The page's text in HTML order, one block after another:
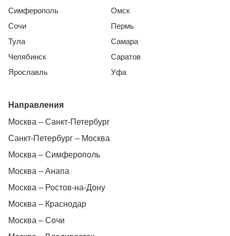
Симферополь
Сочи
Тула
Челябинск
Ярославль
Омск
Пермь
Самара
Саратов
Уфа
Направления
Москва – Санкт-Петербург
Санкт-Петербург – Москва
Москва – Симферополь
Москва – Анапа
Москва – Ростов-на-Дону
Москва – Краснодар
Москва – Сочи